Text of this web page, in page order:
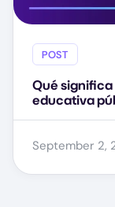
POST
Qué
educativa
September 2,